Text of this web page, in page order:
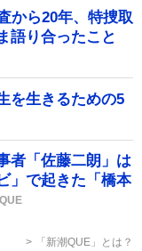
から20年、特捜取
語り合ったこと
を生きるための5
者「佐藤二朗」は
」で起きた「橋本
「新潮QUE」とは？